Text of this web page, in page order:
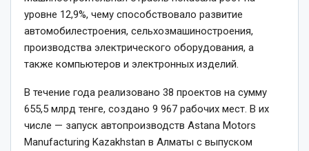
уровне 12,9%, чему способствовало развитие
автомобилестроения, сельхозмашиностроения,
производства электрического оборудования, а
также компьютеров и электронных изделий.
В течение года реализовано 38 проектов на сумму
655,5 млрд тенге, создано 9 967 рабочих мест. В их
числе — запуск автопроизводств Astana Motors
Manufacturing Kazakhstan в Алматы с выпуском